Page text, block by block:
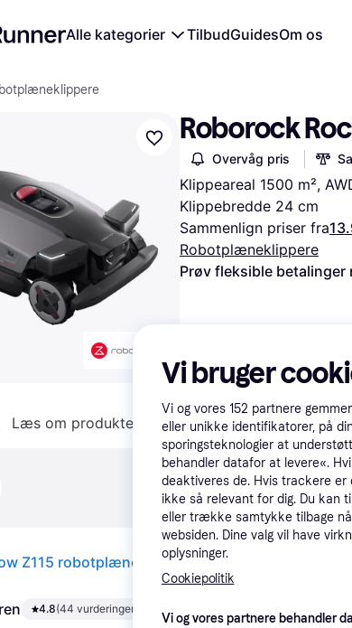
Alle kategorier TilbudGuidesOm os
Roborock
Overvåg pris
Klippeareal 1500 m²,
Klippebredde 24 cm
Sammenlign priser fra
Robotplæneklippere
Prøv fleksible betalinger
Læs om produktet Specifikationer
Z115 robotplæneklipper.
4.8(44 vurderinger)
Vi bruger
Vi og vores 152 partnere
eller unikke identifikatorer, på
sporingsteknologier at
behandler datafor at levere«.
deaktiveres de. Hvis trackere er
ikke så relevant for dig. Du kan
eller trække samtykke tilbage
websiden. Dine valg vil have
oplysninger.
Cookiepolitik
Vi og vores partnere behandler